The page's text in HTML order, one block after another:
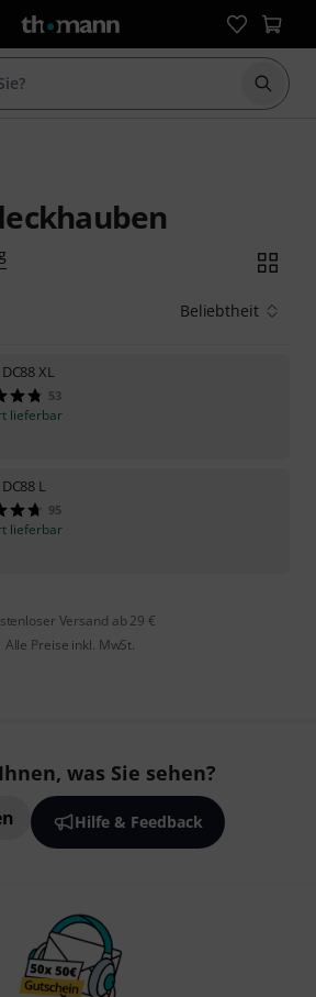
Suche
Beliebtheit
DC88 XL
53
lieferbar
DC88 L
95
lieferbar
Versand ab 29 €
Alle Preise inkl. MwSt.
was Sie sehen?
Hilfe & Feedback